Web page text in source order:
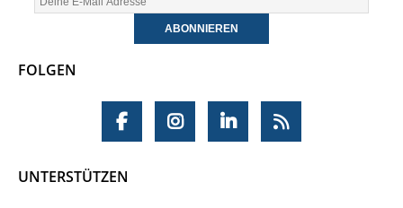
FOLGEN
UNTERSTÜTZEN